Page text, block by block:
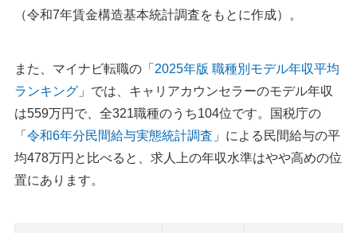
（令和7年賃金構造基本統計調査をもとに作成）。
また、マイナビ転職の「 2025年版 職種別モデル年収平均
ランキング 」では、キャリアカウンセラーのモデル年収
は559万円で、全321職種のうち104位です。国税庁の
「 令和6年分民間給与実態統計調査 」による民間給与の平
均478万円と比べると、求人上の年収水準はやや高めの位
置にあります。